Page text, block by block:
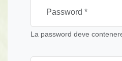
La password deve